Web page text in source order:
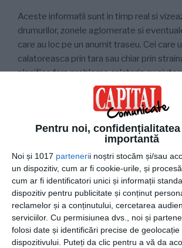
Pentru noi,
importantă
Noi și 1017 partenerii noștri stocăm și/sau
un dispozitiv, cum ar fi cookie-urile, și
cum ar fi identificatori unici și informații
dispozitiv pentru publicitate și conținut
reclamelor și a conținutului, cercetarea
serviciilor. Cu permisiunea dvs., noi și
folosi date și identificări precise de
dispozitivului. Puteți da clic pentru a vă da
Aceste informatii sunt in timp real si
drumurilor, zonele aglomerate si
care au loc pe un anumit traseu. Cei care
calatoreasca prin tara sau chiar prin
planifice fara probleme calatoria cu
instrumentelor oferite de acest site.
Sfaturi utile pentru cei care sunt la
drum in ceea ce priveste scoala de
Achizitia codului rutier mura in gura, care
informatiile din Codul Rutier, in asa fel
intelesul tuturor;
Rezolvarea unui numar cat mai mare de
DRPCIV 2018. Rezolvarea trebuie sa se
mare atentie, pana in momentul in care
intrebarilor gresite este foarte mic;